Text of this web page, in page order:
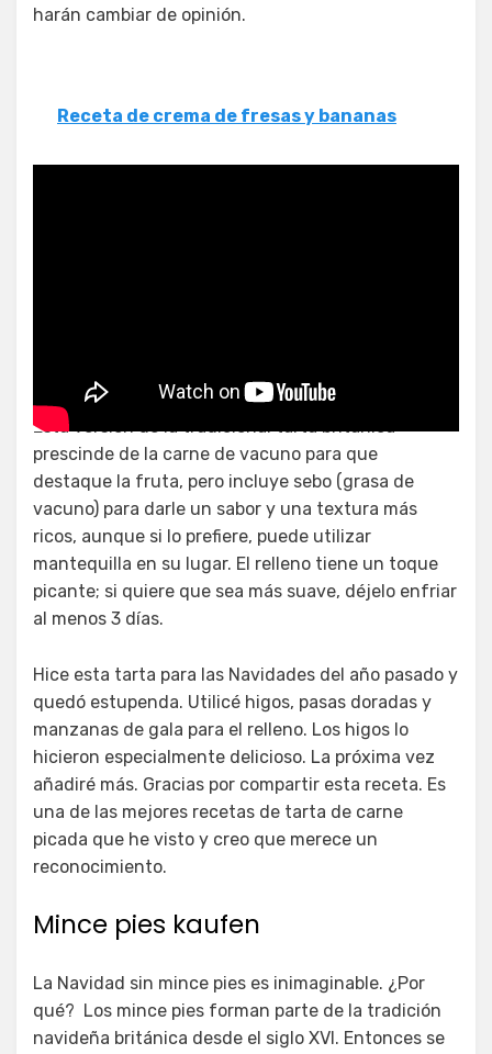
harán cambiar de opinión.
Receta de crema de fresas y bananas
Esta versión de la tradicional tarta británica
prescinde de la carne de vacuno para que
destaque la fruta, pero incluye sebo (grasa de
vacuno) para darle un sabor y una textura más
ricos, aunque si lo prefiere, puede utilizar
mantequilla en su lugar. El relleno tiene un toque
picante; si quiere que sea más suave, déjelo enfriar
al menos 3 días.
Hice esta tarta para las Navidades del año pasado y
quedó estupenda. Utilicé higos, pasas doradas y
manzanas de gala para el relleno. Los higos lo
hicieron especialmente delicioso. La próxima vez
añadiré más. Gracias por compartir esta receta. Es
una de las mejores recetas de tarta de carne
picada que he visto y creo que merece un
reconocimiento.
Mince pies kaufen
La Navidad sin mince pies es inimaginable. ¿Por
qué? Los mince pies forman parte de la tradición
navideña británica desde el siglo XVI. Entonces se